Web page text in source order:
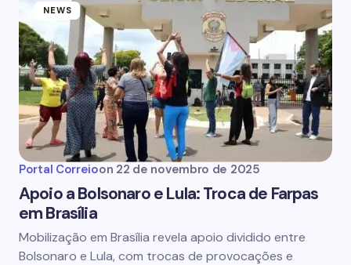
NEWS
Portal Correioon 22 de novembro de 2025
Apoio a Bolsonaro e Lula: Troca de Farpas
em Brasília
Mobilização em Brasília revela apoio dividido entre
Bolsonaro e Lula, com trocas de provocações e